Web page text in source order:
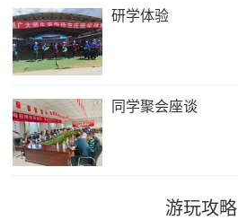
研学体验
同学聚会座谈
游玩攻略